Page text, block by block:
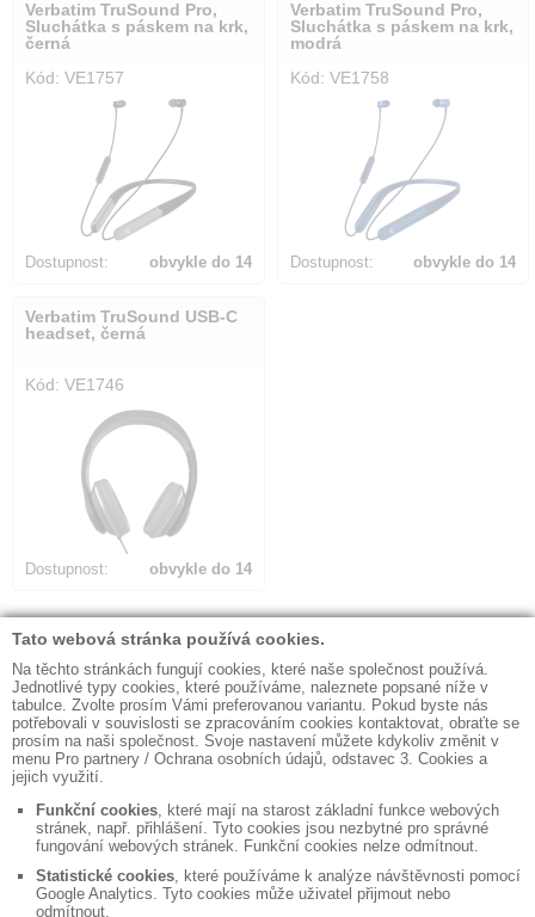
Verbatim TruSound Pro,
Sluchátka s páskem na krk,
černá
Kód: VE1757
Dostupnost:
obvykle do 14
Verbatim TruSound Pro,
Sluchátka s páskem na krk,
modrá
Kód: VE1758
Dostupnost:
obvykle do 14
Verbatim TruSound USB-C
headset, černá
Kód: VE1746
Dostupnost:
obvykle do 14
Počet nalezených položek:19
◼ Kontakty
◼ Obchodní podmínky
◼ Fakturační údaje
◼ Bezpečná likvidace dat